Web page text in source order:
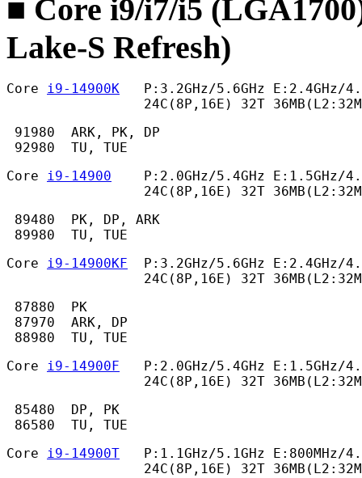
■ Core i9/i7/i5
Lake-S Refresh)
Core i9-14900K
P:3.2GHz/5.6GHz E:2.4GHz/
24C(8P,16E) 32T
91980  ARK, PK, DP
92980  TU, TUE
Core i9-14900
P:2.0GHz/5.4GHz E:1.5GHz/
24C(8P,16E) 32T
89480  PK, DP, ARK
89980  TU, TUE
Core i9-14900KF
P:3.2GHz/5.6GHz E:2.4GHz/
24C(8P,16E) 32T
87880  PK
87970  ARK, DP
88980  TU, TUE
Core i9-14900F
P:2.0GHz/5.4GHz E:1.5GHz/
24C(8P,16E) 32T
85480  DP, PK
86580  TU, TUE
Core i9-14900T
P:1.1GHz/5.1GHz E:800MHz/
24C(8P,16E) 32T